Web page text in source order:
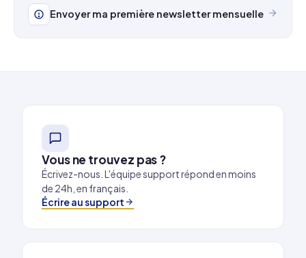
Envoyer ma première newsletter mensuelle
Vous ne trouvez pas ?
Écrivez-nous. L'équipe support répond en moins
de 24h, en français.
Écrire au support